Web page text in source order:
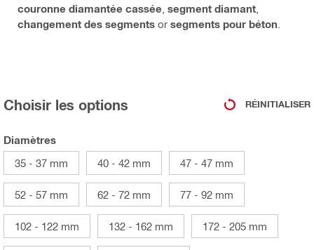
couronne diamantée cassée segment diamant
changement des segments or segments pour béton
Choisir les options RÉINITIALISER
Diamètres
35 - 37 mm
40 - 42 mm 47 - 47 mm
52 - 57 mm 62 - 72 mm 77 - 92 mm
102 - 122 mm 132 - 162 mm 172 - 205 mm